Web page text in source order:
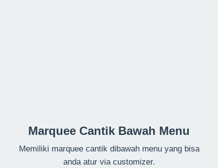
Marquee Cantik Bawah Menu
Memiliki marquee cantik dibawah menu yang bisa
anda atur via customizer.